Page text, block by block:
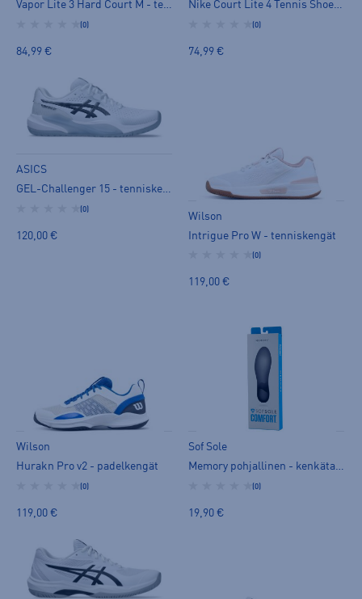
Vapor Lite 3 Hard Court M - tenniskengät
(0)
84,99 €
Nike Court Lite 4 Tennis Shoes M - tenniskengät
(0)
74,99 €
ASICS
GEL-Challenger 15 - tenniskengät
(0)
120,00 €
Wilson
Intrigue Pro W - tenniskengät
(0)
119,00 €
Wilson
Hurakn Pro v2 - padelkengät
(0)
119,00 €
Sof Sole
Memory pohjallinen - kenkätarvike
(0)
19,90 €